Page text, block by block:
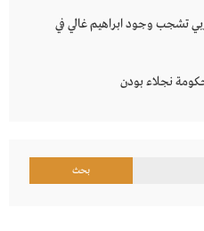
تشجب وجود ابراهيم غالي في
نجلاء بودن